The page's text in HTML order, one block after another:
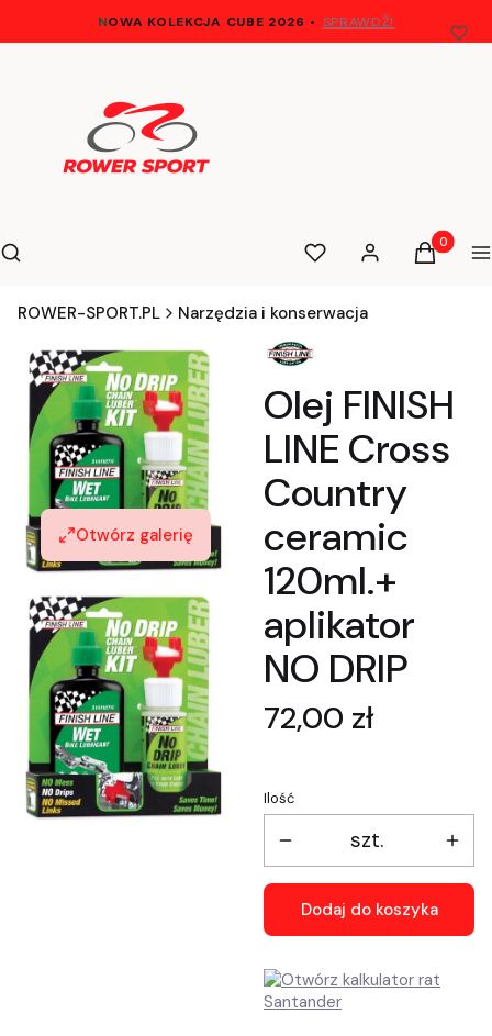
NOWA KOLEKCJA CUBE 2026 • SPRAWDŹ!
Otwórz wyszukiwarkę
Szukaj UlubioneZaloguj sięProdukty
Koszyk
ROWER-SPORT.PL Narzędzia i konserwacja
Otwórz galerię
Olej FINISH
LINE Cross
Country
ceramic
120ml.+
aplikator
NO DRIP
Cena
72,00 zł
Ilość
szt.
Dodaj do koszyka